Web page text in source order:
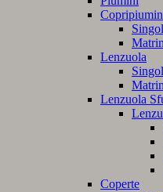
Lenzuola
Lenzuola
Coperte